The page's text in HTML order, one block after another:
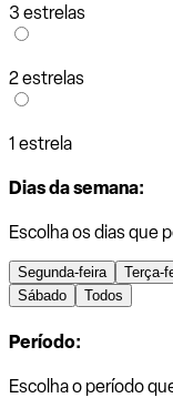
3 estrelas
2 estrelas
1 estrela
Dias da semana:
Escolha os dias que
Segunda-feira Terça-
Sábado
Todos
Período:
Escolha o período